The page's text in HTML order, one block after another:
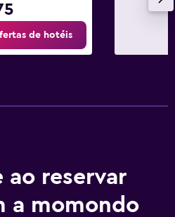
de hotéis
ao reservar
a momondo